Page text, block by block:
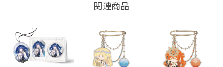
関連商品